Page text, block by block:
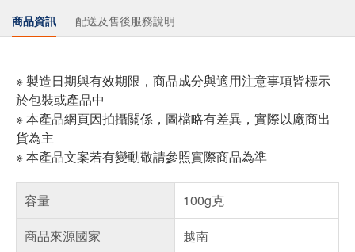
商品資訊 配送及售後服務說明
※ 製造日期與有效期限，商品成分與適用注意事項皆標示
於包裝或產品中
※ 本產品網頁因拍攝關係，圖檔略有差異，實際以廠商出
貨為主
※ 本產品文案若有變動敬請參照實際商品為準
容量
100g克
商品來源國家
越南